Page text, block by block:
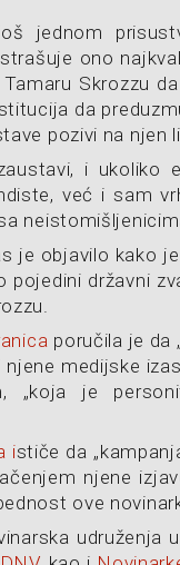
jednom
ono
Skrozzu da
da
pozivi na njen
i ukoliko
već i sam
je objavilo kako
državni
poručila je da
medijske
„koja je
ističe da
njene
ove
udruženja